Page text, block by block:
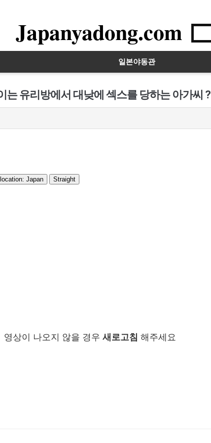
Japanyadong.com
일본야동관
는 유리방에서 대낮에 섹스를 당하는 아가씨 ?
영상이 나오지 않을 경우 새로고침 해주세요